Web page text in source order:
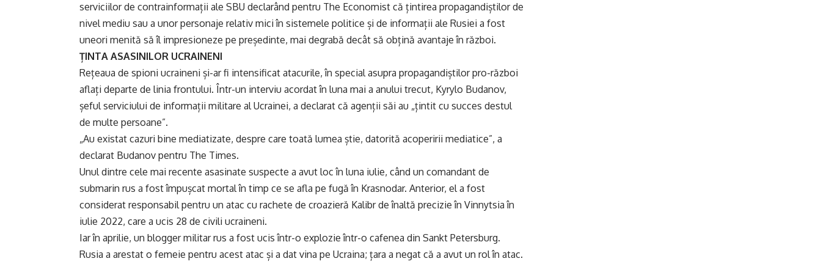
serviciilor de contrainformații ale SBU declarând pentru The Economist că țintirea propagandiștilor de
nivel mediu sau a unor personaje relativ mici în sistemele politice și de informații ale Rusiei a fost
uneori menită să îl impresioneze pe președinte, mai degrabă decât să obțină avantaje în război.
ȚINTA ASASINILOR UCRAINENI
Rețeaua de spioni ucraineni și-ar fi intensificat atacurile, în special asupra propagandiștilor pro-război
aflați departe de linia frontului. Într-un interviu acordat în luna mai a anului trecut, Kyrylo Budanov,
șeful serviciului de informații militare al Ucrainei, a declarat că agenții săi au „țintit cu succes destul
de multe persoane”.
„Au existat cazuri bine mediatizate, despre care toată lumea știe, datorită acoperirii mediatice”, a
declarat Budanov pentru The Times.
Unul dintre cele mai recente asasinate suspecte a avut loc în luna iulie, când un comandant de
submarin rus a fost împușcat mortal în timp ce se afla pe fugă în Krasnodar. Anterior, el a fost
considerat responsabil pentru un atac cu rachete de croazieră Kalibr de înaltă precizie în Vinnytsia în
iulie 2022, care a ucis 28 de civili ucraineni.
Iar în aprilie, un blogger militar rus a fost ucis într-o explozie într-o cafenea din Sankt Petersburg.
Rusia a arestat o femeie pentru acest atac și a dat vina pe Ucraina; țara a negat că a avut un rol în atac.